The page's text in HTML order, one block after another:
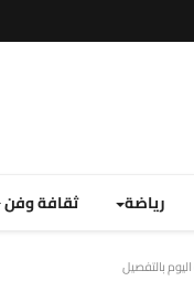
رياضة ثقافة وفن